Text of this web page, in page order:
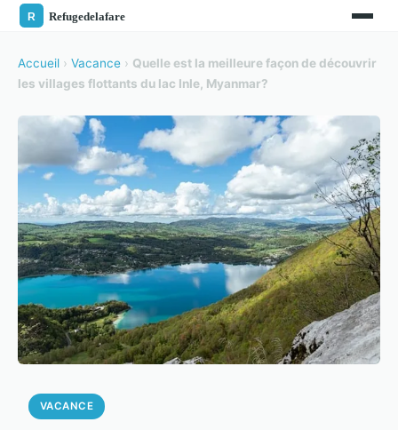
Accueil › Vacance › Quelle est la meilleure façon de découvrir
les villages flottants du lac Inle, Myanmar?
VACANCE